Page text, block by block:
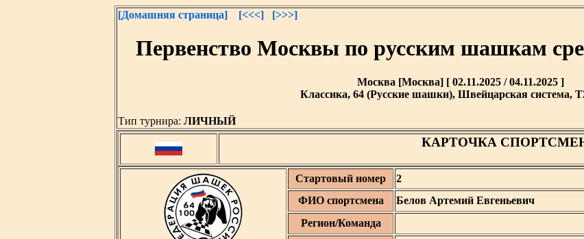
[Домашняя страница] [<<<] [>>>]
Первенство Москвы по русским шашкам
Москва [Москва] [ 02.11.2025 / 04.11.2025 ]
Классика, 64 (Русские шашки), Швейцарская система,
Тип турнира: ЛИЧНЫЙ
КАРТОЧКА
Стартовый номер 2
ФИО спортсмена
Белов Артемий Евгеньевич
Регион/Команда